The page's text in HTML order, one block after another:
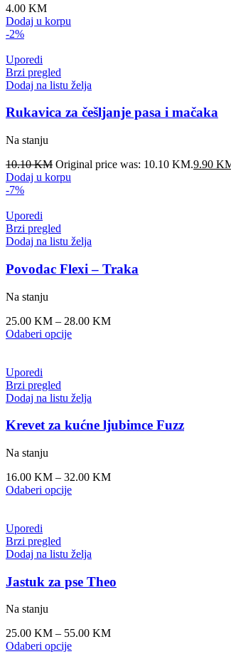
4.00 KM
Dodaj u korpu
-2%
Uporedi
Brzi pregled
Dodaj na listu želja
Rukavica za češljanje pasa i mačaka
Na stanju
10.10KM Original price was: 10.10 KM.9.90
Dodaj u korpu
-7%
Uporedi
Brzi pregled
Dodaj na listu želja
Povodac Flexi – Traka
Na stanju
25.00 KM – 28.00 KM
Odaberi opcije
Uporedi
Brzi pregled
Dodaj na listu želja
Krevet za kućne ljubimce Fuzz
Na stanju
16.00 KM – 32.00 KM
Odaberi opcije
Uporedi
Brzi pregled
Dodaj na listu želja
Jastuk za pse Theo
Na stanju
25.00 KM – 55.00 KM
Odaberi opcije